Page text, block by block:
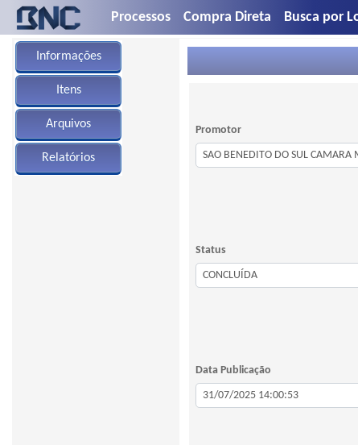
Processos Compra Direta Busca por
Informações
Itens
Arquivos
Relatórios
Promotor
Status
Data Publicação